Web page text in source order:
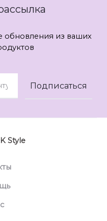
обновления из ваших
Style